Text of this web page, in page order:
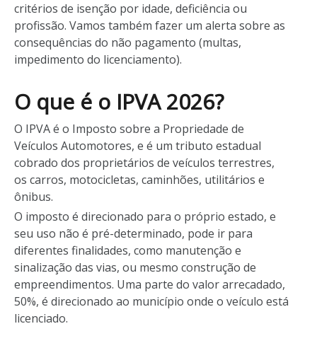
critérios de isenção por idade, deficiência ou
profissão. Vamos também fazer um alerta sobre as
consequências do não pagamento (multas,
impedimento do licenciamento).
O que é o IPVA 2026?
O IPVA é o Imposto sobre a Propriedade de
Veículos Automotores, e é um tributo estadual
cobrado dos proprietários de veículos terrestres,
os carros, motocicletas, caminhões, utilitários e
ônibus.
O imposto é direcionado para o próprio estado, e
seu uso não é pré-determinado, pode ir para
diferentes finalidades, como manutenção e
sinalização das vias, ou mesmo construção de
empreendimentos. Uma parte do valor arrecadado,
50%, é direcionado ao município onde o veículo está
licenciado.